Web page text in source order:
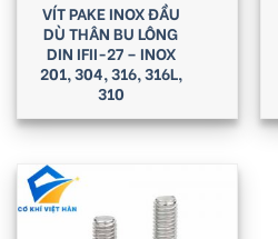
VÍT PAKE INOX ĐẦU
DÙ THÂN BU LÔNG
DIN IFII-27 – INOX
201, 304, 316, 316L,
310